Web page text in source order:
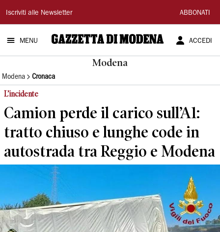
Gazzetta
di
Modena
Iscriviti alle Newsletter ABBONATI
MENU ACCEDI
Modena
Modena Cronaca
L’incidente
Camion perde il carico sull’A1:
tratto chiuso e lunghe code in
autostrada tra Reggio e Modena